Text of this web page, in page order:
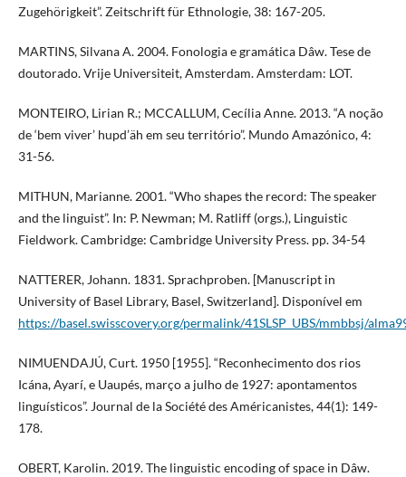
Zugehörigkeit”. Zeitschrift für Ethnologie, 38: 167-205.
MARTINS, Silvana A. 2004. Fonologia e gramática Dâw. Tese de
doutorado. Vrije Universiteit, Amsterdam. Amsterdam: LOT.
MONTEIRO, Lirian R.; MCCALLUM, Cecília Anne. 2013. “A noção
de ‘bem viver’ hupd’äh em seu território”. Mundo Amazónico, 4:
31-56.
MITHUN, Marianne. 2001. “Who shapes the record: The speaker
and the linguist”. In: P. Newman; M. Ratliff (orgs.), Linguistic
Fieldwork. Cambridge: Cambridge University Press. pp. 34-54
NATTERER, Johann. 1831. Sprachproben. [Manuscript in
University of Basel Library, Basel, Switzerland]. Disponível em
https://basel.swisscovery.org/permalink/41SLSP_UBS/mmbbsj/
NIMUENDAJÚ, Curt. 1950 [1955]. “Reconhecimento dos rios
Icána, Ayarí, e Uaupés, março a julho de 1927: apontamentos
linguísticos”. Journal de la Société des Américanistes, 44(1): 149-
178.
OBERT, Karolin. 2019. The linguistic encoding of space in Dâw.